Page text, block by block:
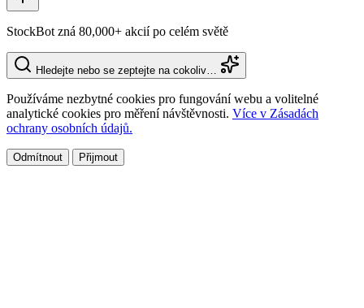
StockBot zná 80,000+ akcií po celém světě
Hledejte nebo se zeptejte na cokoliv…
Používáme nezbytné cookies pro fungování webu a volitelné
analytické cookies pro měření návštěvnosti. Více v Zásadách
ochrany osobních údajů.
Odmítnout Přijmout